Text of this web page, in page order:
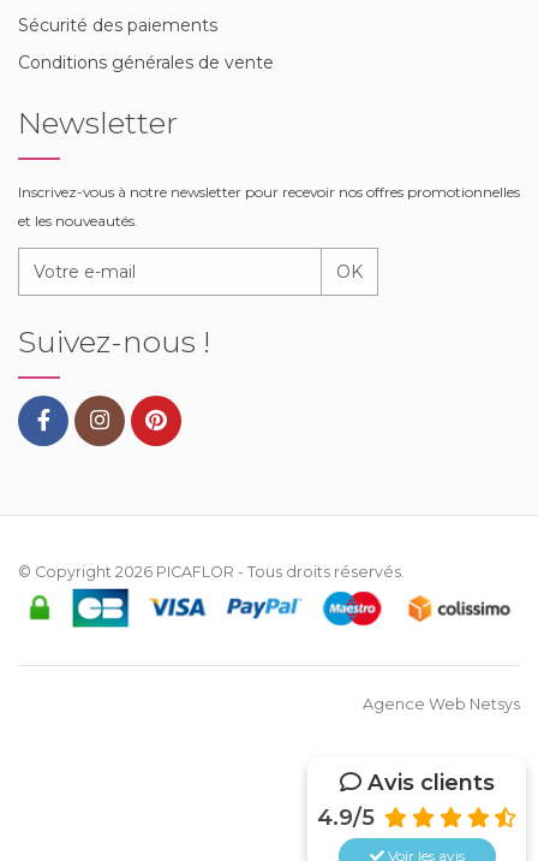
Avis clients
4.9/5
Voir les avis
Sécurité des paiements
Conditions générales de vente
Newsletter
Inscrivez-vous à notre newsletter pour recevoir nos offres promotionnelles
et les nouveautés.
OK
Suivez-nous !
© Copyright 2026 PICAFLOR - Tous droits réservés.
Agence Web Netsys